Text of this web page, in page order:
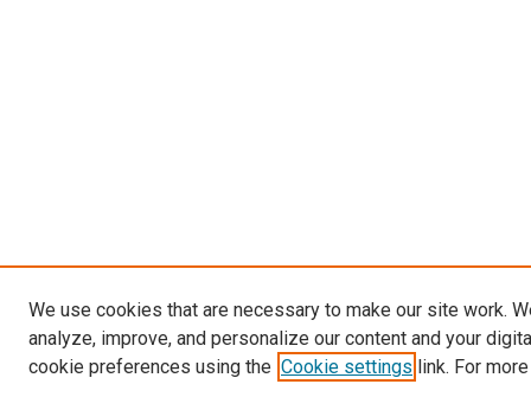
We use cookies that are necessary to make our site work.
analyze, improve, and personalize our content and your
cookie preferences using the Cookie settings link. For